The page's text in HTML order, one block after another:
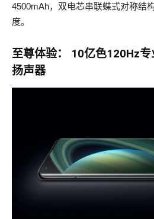
4500mAh，双电芯串联蝶式对称结
度。
至尊体验： 10亿色120Hz
扬声器